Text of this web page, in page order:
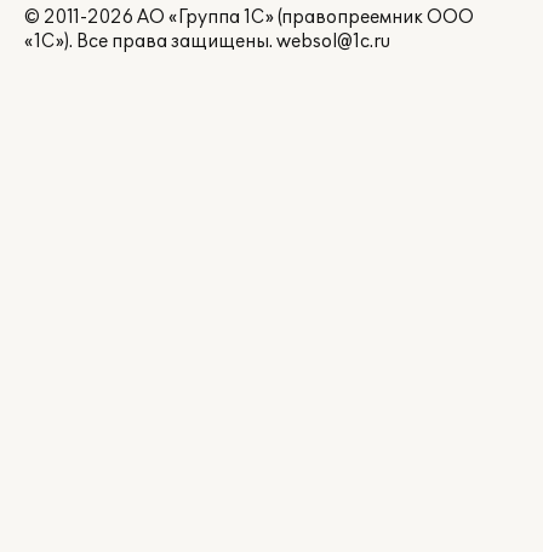
© 2011-2026 АО «Группа 1С» (правопреемник ООО
«1С»). Все права защищены. websol@1c.ru